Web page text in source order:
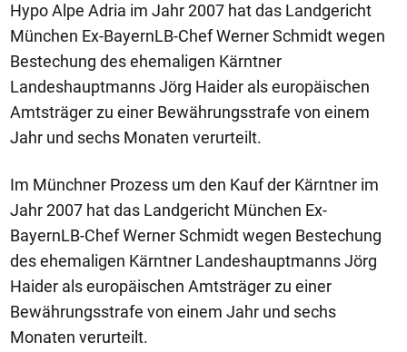
Hypo Alpe Adria im Jahr 2007 hat das Landgericht
München Ex-BayernLB-Chef Werner Schmidt wegen
Bestechung des ehemaligen Kärntner
Landeshauptmanns Jörg Haider als europäischen
Amtsträger zu einer Bewährungsstrafe von einem
Jahr und sechs Monaten verurteilt.
Im Münchner Prozess um den Kauf der Kärntner im
Jahr 2007 hat das Landgericht München Ex-
BayernLB-Chef Werner Schmidt wegen Bestechung
des ehemaligen Kärntner Landeshauptmanns Jörg
Haider als europäischen Amtsträger zu einer
Bewährungsstrafe von einem Jahr und sechs
Monaten verurteilt.